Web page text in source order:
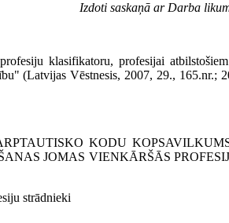
Izdoti saskaņā ar Darba
klasifikatoru, profesijai
(Latvijas Vēstnesis, 2007, 29., 165.nr.;
KODU KOPSAVILKUMS"
JOMAS VIENKĀRŠĀS
strādnieki